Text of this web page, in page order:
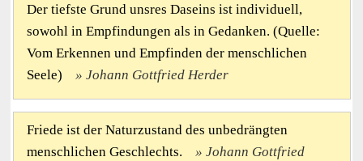
Der tiefste Grund unsres Daseins ist individuell,
sowohl in Empfindungen als in Gedanken. (Quelle:
Vom Erkennen und Empfinden der menschlichen
Seele)
Johann Gottfried Herder
Friede ist der Naturzustand des unbedrängten
menschlichen Geschlechts.
Johann Gottfried